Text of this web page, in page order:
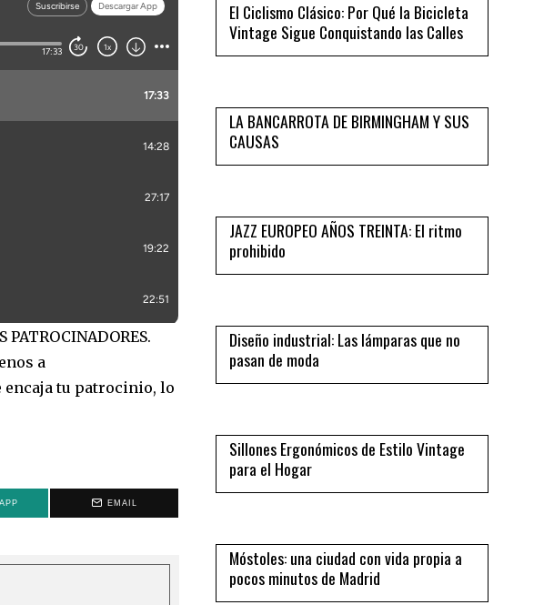
PATROCINADORES.
a
encaja tu patrocinio, lo
EMAIL
El Ciclismo Clásico: Por Qué la Bicicleta
Vintage Sigue Conquistando las Calles
05
LA BANCARROTA DE BIRMINGHAM Y SUS
CAUSAS
06
JAZZ EUROPEO AÑOS TREINTA: El ritmo
prohibido
07
Diseño industrial: Las lámparas que no
pasan de moda
08
Sillones Ergonómicos de Estilo Vintage
para el Hogar
09
Móstoles: una ciudad con vida propia a
pocos minutos de Madrid